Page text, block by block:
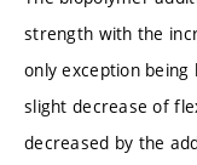
strength with the
only exception
slight decrease of
decreased by the